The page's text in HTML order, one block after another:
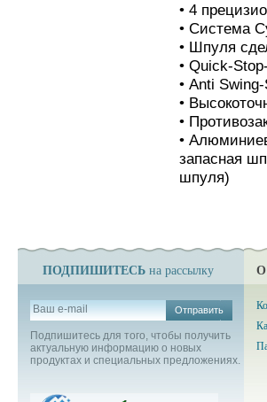
• 4
• Система
• Шпуля
• Quick-
• Anti
•
•
•
запасная
шпуля)
ПОДПИШИТЕСЬ на рассылку
Отправить
Подпишитесь для того, чтобы получить
актуальную информацию о новых
продуктах и специальных предложениях.